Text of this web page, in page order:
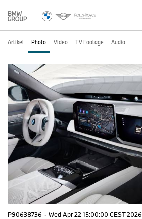
Artikel Photo Video TV Footage Audio
P90638736 · Wed Apr 22 15:00:00 CEST 2026